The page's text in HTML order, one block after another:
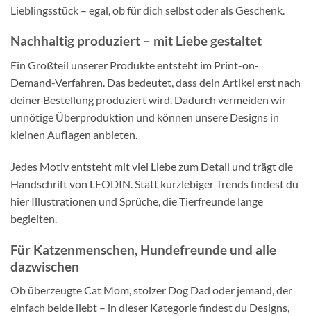
Lieblingsstück – egal, ob für dich selbst oder als Geschenk.
Nachhaltig produziert – mit Liebe gestaltet
Ein Großteil unserer Produkte entsteht im Print-on-
Demand-Verfahren. Das bedeutet, dass dein Artikel erst nach
deiner Bestellung produziert wird. Dadurch vermeiden wir
unnötige Überproduktion und können unsere Designs in
kleinen Auflagen anbieten.
Jedes Motiv entsteht mit viel Liebe zum Detail und trägt die
Handschrift von LEODIN. Statt kurzlebiger Trends findest du
hier Illustrationen und Sprüche, die Tierfreunde lange
begleiten.
Für Katzenmenschen, Hundefreunde und alle
dazwischen
Ob überzeugte Cat Mom, stolzer Dog Dad oder jemand, der
einfach beide liebt – in dieser Kategorie findest du Designs,